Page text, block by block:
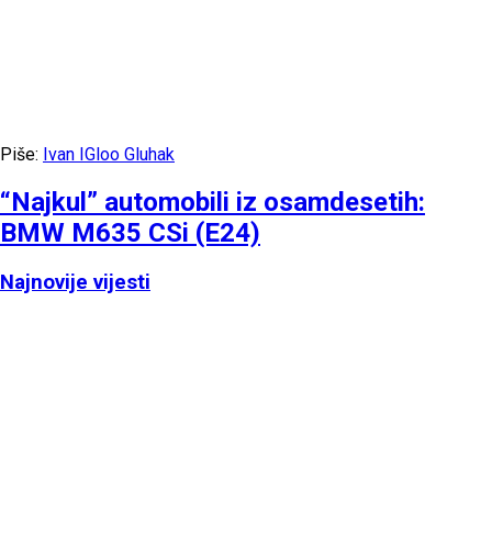
Piše: Ivan IGloo Gluhak
“Najkul” automobili iz osamdesetih:
BMW M635 CSi (E24)
Najnovije vijesti